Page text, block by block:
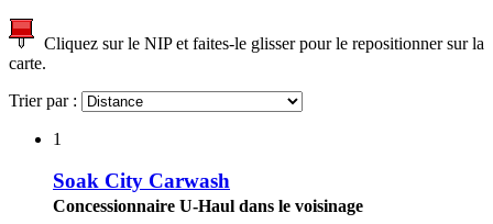
Cliquez sur le NIP et faites-le glisser pour le repositionner sur la
carte.
Trier par :
1
Soak City Carwash
Concessionnaire U-Haul dans le voisinage